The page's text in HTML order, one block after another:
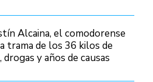
Alcaina, el comodorense
trama de los 36 kilos de
drogas y años de causas